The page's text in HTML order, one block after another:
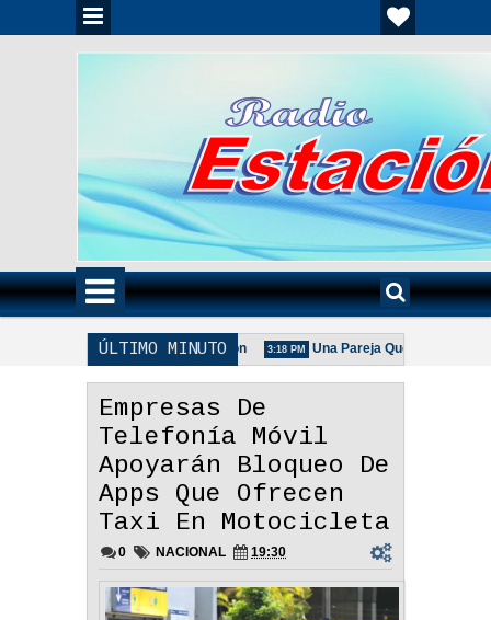
ÚLTIMO MINUTO
Unida Es Importante - Reflexión 3:18 PM Una Pareja Que Ora Unida. -
Empresas De
Telefonía Móvil
Apoyarán Bloqueo De
Apps Que Ofrecen
Taxi En Motocicleta
0 NACIONAL 19:30